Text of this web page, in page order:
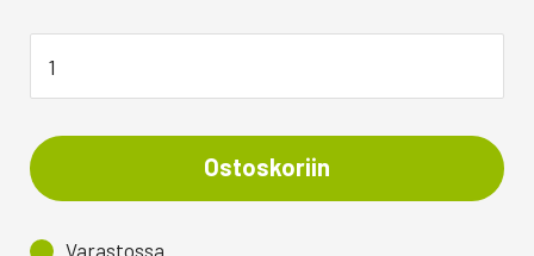
Ostoskoriin
Varastossa